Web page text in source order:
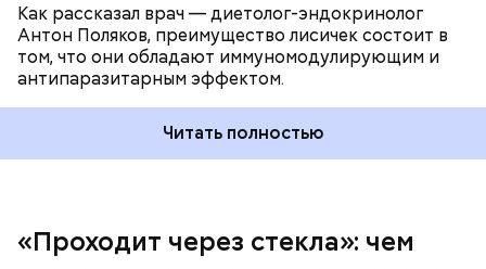
Как рассказал врач — диетолог-эндокринолог
Антон Поляков, преимущество лисичек состоит в
том, что они обладают иммуномодулирующим и
антипаразитарным эффектом.
Читать полностью
«Проходит через стекла»: чем